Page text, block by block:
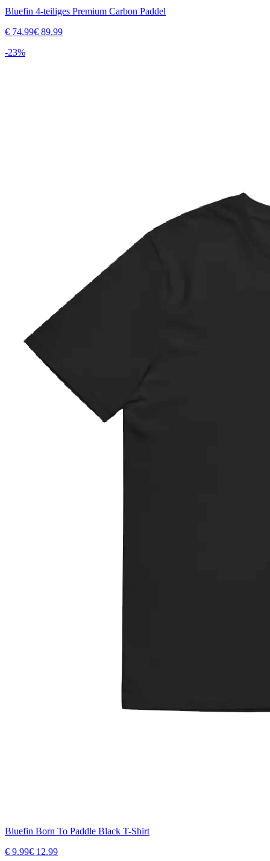
Bluefin 4-teiliges Premium Carbon Paddel
€ 74.99€ 89.99
-23%
Bluefin Born To Paddle Black T-Shirt
€ 9.99€ 12.99